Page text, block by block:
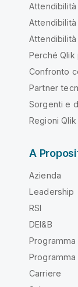
Attendibilità
Perché Qlik
Confronto
Partner
Sorgenti e
Regioni Qlik
A
Azienda
Leadership
RSI
DEI&B
Carriere